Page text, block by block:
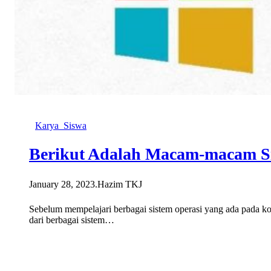
Karya_Siswa
Berikut Adalah Macam-macam
January 28, 2023.Hazim TKJ
Sebelum mempelajari berbagai sistem operasi yang ada pada
dari berbagai sistem…